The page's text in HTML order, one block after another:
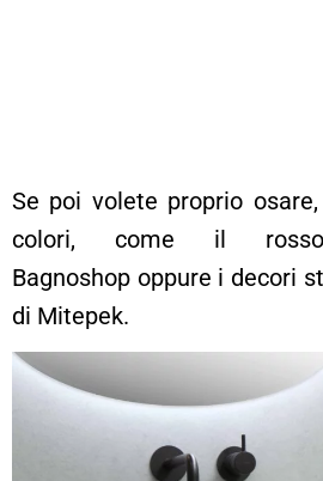
Se poi volete proprio
colori, come il
Bagnoshop oppure i decori
di Mitepek.